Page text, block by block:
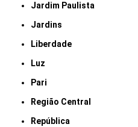
Jardim Paulista
Jardins
Liberdade
Luz
Pari
Região Central
República